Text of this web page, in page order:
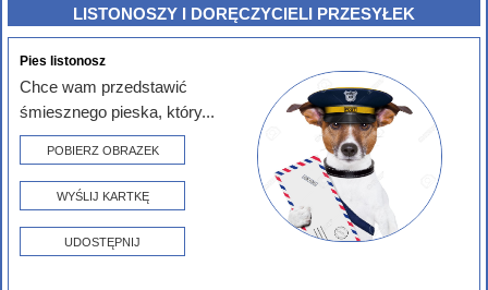
LISTONOSZY I DORĘCZYCIELI PRZESYŁEK
Pies listonosz
Chce wam przedstawić
śmiesznego pieska, który...
POBIERZ OBRAZEK
WYŚLIJ KARTKĘ
UDOSTĘPNIJ